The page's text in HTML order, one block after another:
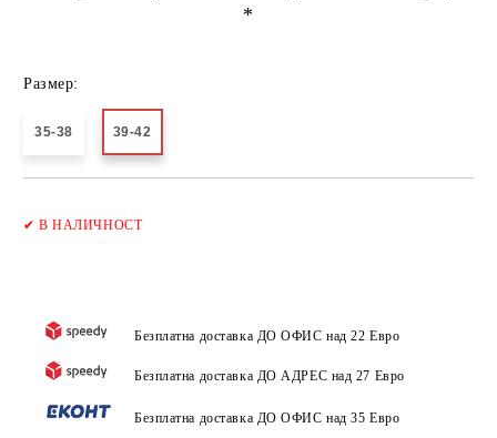
*
Размер:
35-38 39-42
✔В НАЛИЧНОСТ
Безплатна доставка ДО ОФИС над 22 Евро
Безплатна доставка ДО АДРЕС над 27 Евро
Безплатна доставка ДО ОФИС над 35 Евро